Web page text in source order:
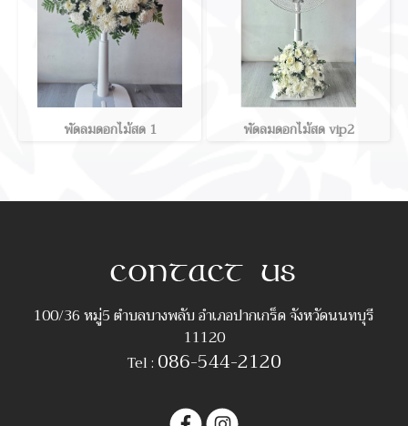
พัดลมดอกไม้สด 1 พัดลมดอกไม้สด vip2
100/36 หมู่5 ตำบลบางพลับ อำเภอปากเกร็ด จังหวัดนนทบุรี
11120
Tel : 086-544-2120